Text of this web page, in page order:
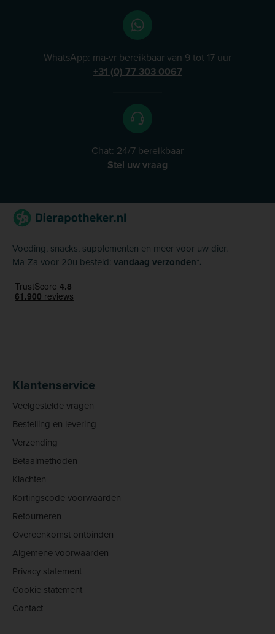
WhatsApp: ma-vr bereikbaar van 9 tot 17 uur
+31 (0) 77 303 0067
Chat: 24/7 bereikbaar
Stel uw vraag
Voeding, snacks, supplementen en meer voor uw dier.
Ma-Za voor 20u besteld: vandaag verzonden*.
Klantenservice
Veelgestelde vragen
Bestelling en levering
Verzending
Betaalmethoden
Klachten
Kortingscode voorwaarden
Retourneren
Overeenkomst ontbinden
Algemene voorwaarden
Privacy statement
Cookie statement
Contact